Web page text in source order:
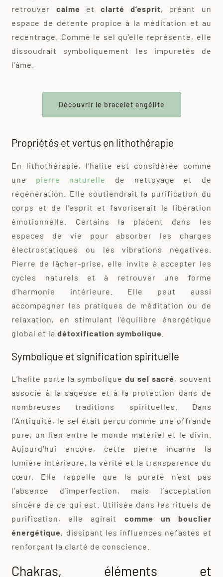
retrouver calme etclarté d’esprit, créant un
espace de détente propice à la méditation et au
recentrage. Comme le sel qu’elle représente, elle
dissoudrait symboliquement les impuretés de
l’âme.
Découvrir le bracelet angélite
Propriétés et vertus en lithothérapie
En lithothérapie, l’halite est considérée comme
une pierre naturelle
de nettoyage et de
régénération. Elle soutiendrait la purification du
corps et de l’esprit et favoriserait la libération
émotionnelle. Certains la placent dans les
espaces de vie pour absorber les charges
électrostatiques ou les vibrations négatives.
Pierre de lâcher-prise, elle invite à accepter les
cycles naturels et à retrouver une forme
d’harmonie intérieure. Elle peut aussi
accompagner les pratiques de méditation ou de
relaxation, en stimulant l’équilibre énergétique
global et ladétoxification symbolique
Symbolique et signification spirituelle
L’halite porte la symbolique du sel sacré, souvent
associé à la sagesse et à la protection dans de
nombreuses traditions spirituelles. Dans
l’Antiquité, le sel était perçu comme une offrande
pure, un lien entre le monde matériel et le divin.
Aujourd’hui encore, cette pierre incarne la
lumière intérieure, la vérité et la transparence du
cœur. Elle rappelle que la pureté n’est pas
l’absence d’imperfection, mais l’acceptation
sincère de ce qui est. Utilisée dans les rituels de
purification, elle agirait comme un bouclier
énergétique, dissipant les influences néfastes et
renforçant la clarté de conscience.
Chakras, éléments et